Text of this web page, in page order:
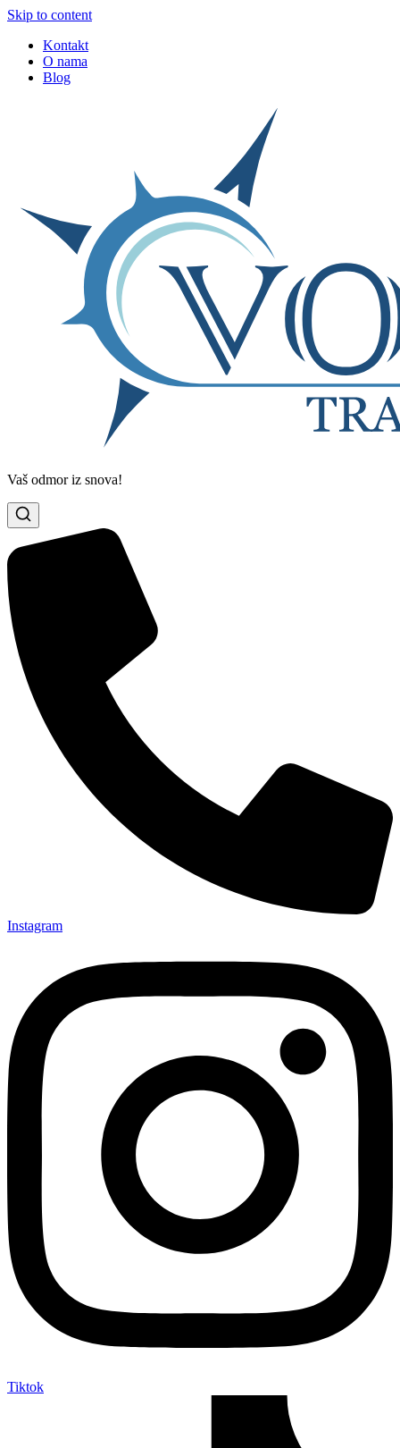
Skip to content
Kontakt
O nama
Blog
Vaš odmor iz snova!
Instagram
Tiktok